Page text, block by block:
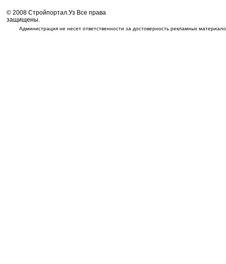
© 2008 Стройпортал.Уз Все права
защищены.
Администрация не несет ответственности за достоверность рекламных